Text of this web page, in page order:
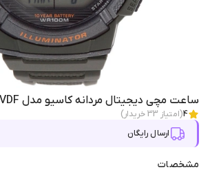
ساعت مچی دیجیتال مردانه کاسیو مدل AE-1000W-3AVDF
4(امتیاز 33خریدار)
ارسال رایگان
مشخصات